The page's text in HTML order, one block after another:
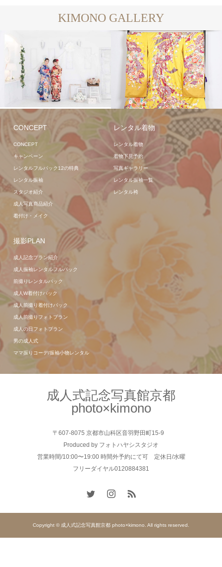
KIMONO GALLERY
写真ギャラリー
レンタル着物
CONCEPT
CONCEPT
キャンペーン
レンタルフルパック12の特典
レンタル振袖
スタジオ紹介
成人写真商品紹介
着付け・メイク
レンタル着物
レンタル着物
着物下見予約
写真ギャラリー
レンタル振袖一覧
レンタル袴
撮影PLAN
成人記念プラン紹介
成人振袖レンタルフルパック
前撮りレンタルパック
成人W着付けパック
成人前撮り着付けパック
成人前撮りフォトプラン
成人の日フォトプラン
男の成人式
ママ振りコーデ/振袖小物レンタル
成人式記念写真館京都
photo×kimono
〒607-8075 京都市山科区音羽野田町15-9
Produced by フォトハヤシスタジオ
営業時間/10:00〜19:00 時間外予約にて可 定休日/水曜
フリーダイヤル0120884381
Copyright © 成人式記念写真館京都 photo×kimono. All rights reserved.